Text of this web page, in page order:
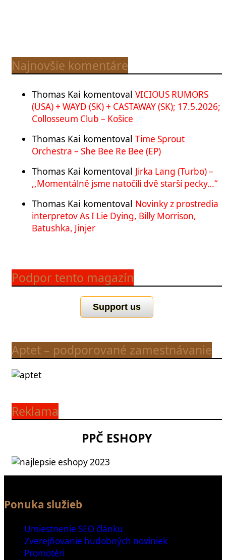
Najnovšie komentáre
Thomas Kai komentoval VICIOUS RUMORS
(USA) + WAYD (SK) + CASTAWAY (SK); 17.5.2026;
Collosseum Club – Košice
Thomas Kai komentoval Time Sprout
Orchestra – She Bee Re Bee (EP)
Thomas Kai komentoval Jirka Lang (Turbo) –
,,Momentálně jsme natočili dvě starší pecky…“
Thomas Kai komentoval Novinky z prostredia
interpretov As I Lie Dying, Billy Morrison,
Batushka, Jinjer
Podpor tento magazín
Support us
Aptet – podporované zamestnávanie
Reklama
PPČ ESHOPY
Ponuka služieb
Umiestnenie SEO článku
Zverejňovanie hudobných noviniek
Promotéri